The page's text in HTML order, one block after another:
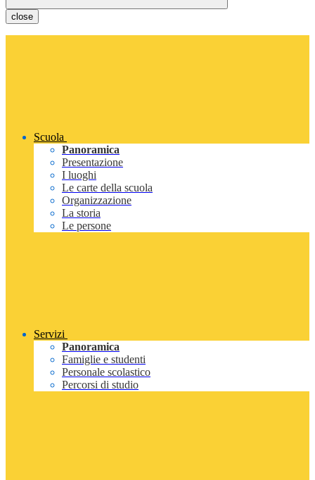
close
Scuola
Panoramica
Presentazione
I luoghi
Le carte della scuola
Organizzazione
La storia
Le persone
Servizi
Panoramica
Famiglie e studenti
Personale scolastico
Percorsi di studio